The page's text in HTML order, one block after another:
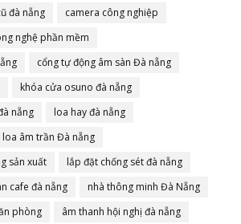
đà nẵng
camera công nghiệp
nghệ phần mềm
cổng tự động âm sàn Đà nẵng
khóa cửa osuno đà nẵng
nẵng
loa hay đà nẵng
loa âm trần Đà nẵng
sản xuất
lắp đặt chống sét đà nẵng
cafe đà nẵng
nhà thông minh Đà Nẵng
phòng
âm thanh hội nghị đà nẵng